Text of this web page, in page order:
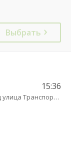
Выбрать
15:36
Калининград улица Транспортая